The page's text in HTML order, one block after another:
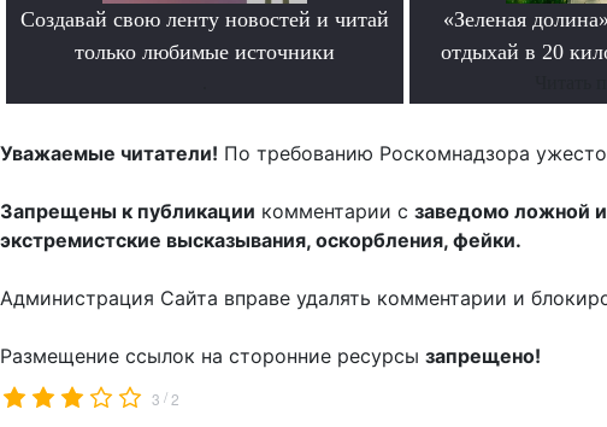
Создавай свою ленту новостей и читай
только любимые источники
«Зеленая
отдыхай в 20
Уважаемые читатели! По требованию Роскомнадзора
Запрещены к публикации комментарии с заведомо ложной
экстремистские высказывания, оскорбления, фейки.
Администрация Сайта вправе удалять комментарии и
Размещение ссылок на сторонние ресурсы запрещено!
3 /2